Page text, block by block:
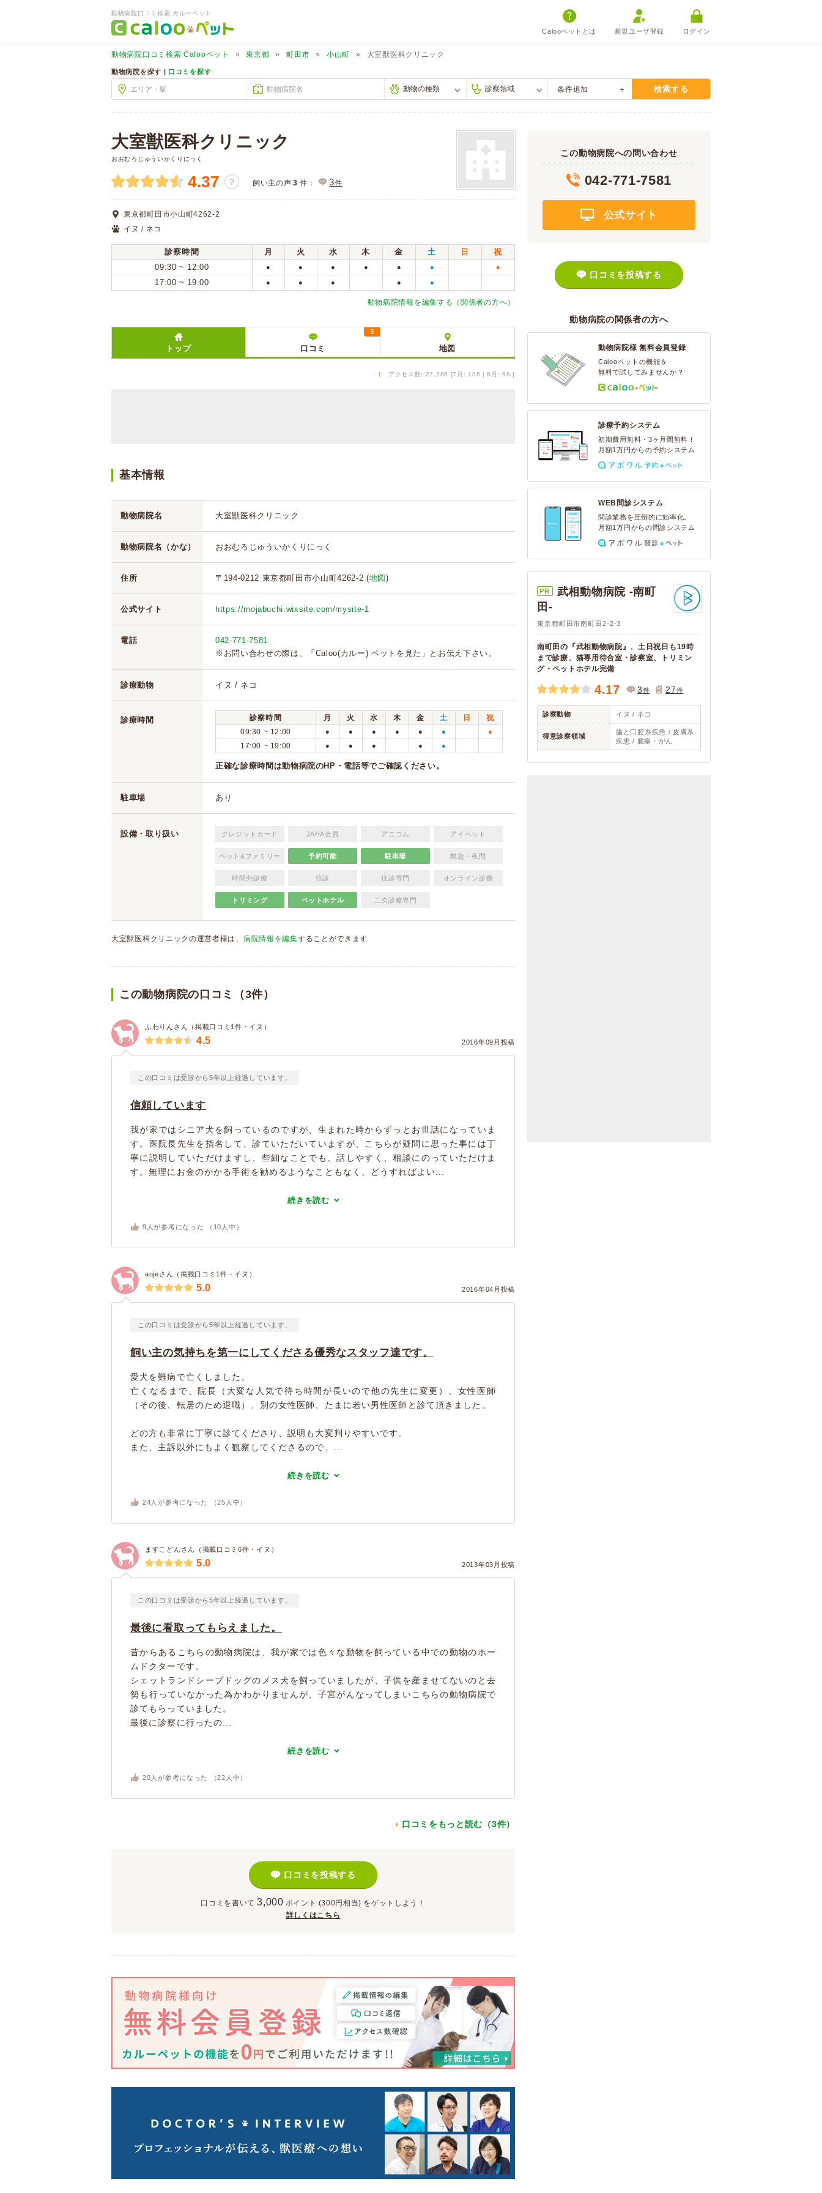
動物病院口コミ検索 カルーペット
Calooペットとは 新規ユーザ登録 ログイン
動物病院口コミ検索 Calooペット 東京都 町田市 小山町 大室獣医科クリニック
動物病院を探す | 口コミを探す
条件追加 検索する
大室獣医科クリニック
おおむろじゅういかくりにっく
4.37 ？ 飼い主の声 3 件： 3件
東京都町田市小山町4262-2
イヌ / ネコ
診察時間 月 火 水 木 金 土 日
祝
09:30 ~ 12:00
● ● ● ● ● ● ●
17:00 ~ 19:00 ● ● ● ● ●
動物病院情報を編集する（関係者の方へ）
トップ 口コミ
3
地図
↑ アクセス数: 27,286 [7月: 106 | 6月: 98 ]
基本情報
動物病院名 大室獣医科クリニック
動物病院名（かな） おおむろじゅういかくりにっく
住所 〒194-0212 東京都町田市小山町4262-2 (地図 )
公式サイト https://mojabuchi.wixsite.com/mysite-1
電話
042-771-7581
※お問い合わせの際は、「Caloo(カルー) ペットを見た」とお伝え下さい。
診療動物 イヌ / ネコ
診療時間 診察時間 月 火 水 木 金 土 日
祝
09:30 ~ 12:00
● ● ● ● ● ● ●
17:00 ~ 19:00 ● ● ● ● ●
正確な診療時間は動物病院のHP・電話等でご確認ください。
駐車場 あり
設備・取り扱い クレジットカード JAHA会員 アニコム アイペット
ペット&ファミリー 予約可能 駐車場 救急・夜間
時間外診療 往診 往診専門 オンライン診療
トリミング ペットホテル 二次診療専門
大室獣医科クリニックの運営者様は、 病院情報を編集することができます
この動物病院の口コミ（3件）
ふわりんさん（掲載口コミ1件・イヌ）
2016年09月投稿
4.5
この口コミは受診から5年以上経過しています。
信頼しています
我が家ではシニア犬を飼っているのですが、生まれた時からずっとお世話になっていま
す。医院長先生を指名して、診ていただいていますが、こちらが疑問に思った事には丁
寧に説明していただけますし、些細なことでも、話しやすく、相談にのっていただけま
す。無理にお金のかかる手術を勧めるようなこともなく、どうすればよい...
続きを読む
9 人が参考になった （ 10 人中）
anjeさん（掲載口コミ1件・イヌ）
2016年04月投稿
5.0
この口コミは受診から5年以上経過しています。
飼い主の気持ちを第一にしてくださる優秀なスタッフ達です。
愛犬を難病で亡くしました。
亡くなるまで、院長（大変な人気で待ち時間が長いので他の先生に変更）、女性医師
（その後、転居のため退職）、別の女性医師、たまに若い男性医師と診て頂きました。
どの方も非常に丁寧に診てくださり、説明も大変判りやすいです。
また、主訴以外にもよく観察してくださるので、...
続きを読む
24 人が参考になった （25 人中）
ますこどんさん（掲載口コミ6件・イヌ）
2013年03月投稿
5.0
この口コミは受診から5年以上経過しています。
最後に看取ってもらえました。
昔からあるこちらの動物病院は、我が家では色々な動物を飼っている中での動物のホー
ムドクターです。
シェットランドシープドッグのメス犬を飼っていましたが、子供を産ませてないのと去
勢も行っていなかった為かわかりませんが、子宮がんなってしまいこちらの動物病院で
診てもらっていました。
最後に診察に行ったの...
続きを読む
20 人が参考になった （22 人中）
口コミをもっと読む（3件）
口コミを投稿する
口コミを書いて 3,000 ポイント (300円相当) をゲットしよう！
詳しくはこちら
この動物病院への問い合わせ
042-771-7581
公式サイト
口コミを投稿する
動物病院の関係者の方へ
動物病院様 無料会員登録
Calooペットの機能を
無料で試してみませんか？
診療予約システム
初期費用無料・3ヶ月間無料！
月額1万円からの予約システム
WEB問診システム
問診業務を圧倒的に効率化。
月額1万円からの問診システム
PR
武相動物病院 -南町
田-
東京都町田市南町田2-2-3
南町田の『武相動物病院』、土日祝日も19時
まで診療、猫専用待合室・診察室、トリミン
グ・ペットホテル完備
4.17 3件 27件
診察動物 イヌ / ネコ
得意診察領域
歯と口腔系疾患 / 皮膚系
疾患 / 腫瘍・がん